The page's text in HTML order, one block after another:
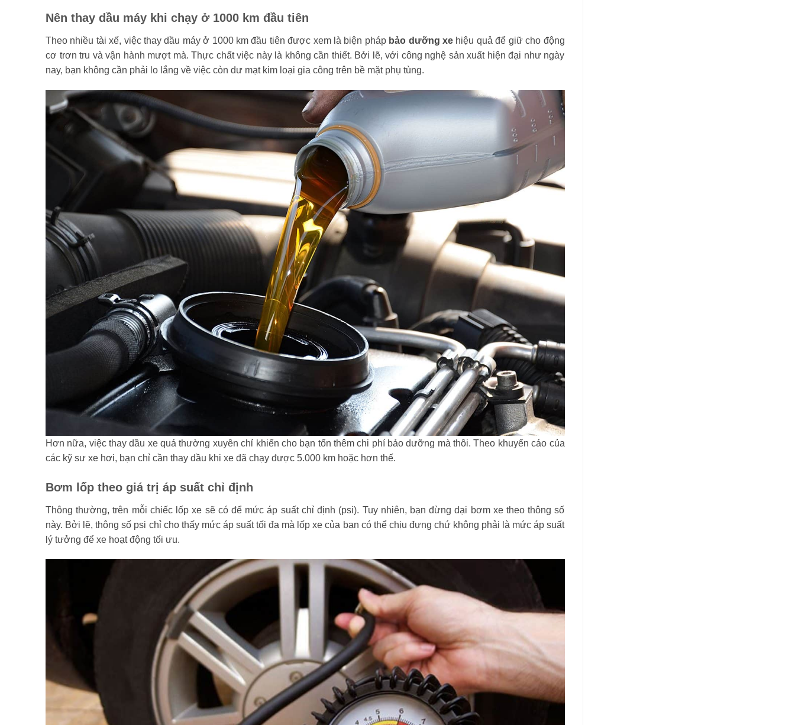
Nên thay dầu máy khi chạy ở 1000 km đầu tiên
Theo nhiều tài xế, việc thay dầu máy ở 1000 km đầu tiên được xem là biện pháp bảo dưỡng xe hiệu quả để giữ cho động
cơ trơn tru và vận hành mượt mà. Thực chất việc này là không cần thiết. Bởi lẽ, với công nghệ sản xuất hiện đại như ngày
nay, bạn không cần phải lo lắng về việc còn dư mạt kim loại gia công trên bề mặt phụ tùng.
Hơn nữa, việc thay dầu xe quá thường xuyên chỉ khiến cho bạn tốn thêm chi phí bảo dưỡng mà thôi. Theo khuyến cáo của
các kỹ sư xe hơi, bạn chỉ cần thay dầu khi xe đã chạy được 5.000 km hoặc hơn thế.
Bơm lốp theo giá trị áp suất chỉ định
Thông thường, trên mỗi chiếc lốp xe sẽ có để mức áp suất chỉ định (psi). Tuy nhiên, bạn đừng dại bơm xe theo thông số
này. Bởi lẽ, thông số psi chỉ cho thấy mức áp suất tối đa mà lốp xe của bạn có thể chịu đựng chứ không phải là mức áp suất
lý tưởng để xe hoạt động tối ưu.